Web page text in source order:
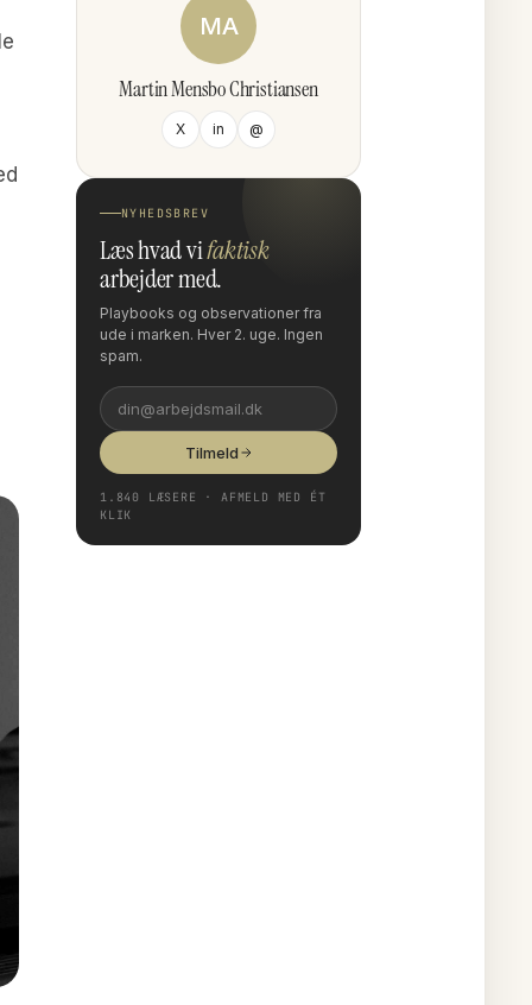
MA
Martin Mensbo Christiansen
X in @
NYHEDSBREV
Læs hvad vifaktisk
arbejder med.
Playbooks og observationer fra
ude i marken. Hver 2. uge. Ingen
spam.
Tilmeld
1.840 LÆSERE · AFMELD MED ÉT
KLIK